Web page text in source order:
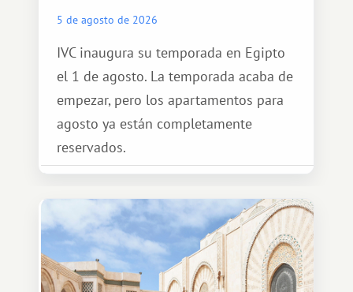
5 de agosto de 2026
IVC inaugura su temporada en Egipto
el 1 de agosto. La temporada acaba de
empezar, pero los apartamentos para
agosto ya están completamente
reservados.